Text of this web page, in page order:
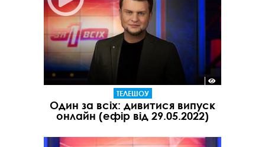
ТЕЛЕШОУ
Один за всіх: дивитися випуск
онлайн (ефір від 29.05.2022)